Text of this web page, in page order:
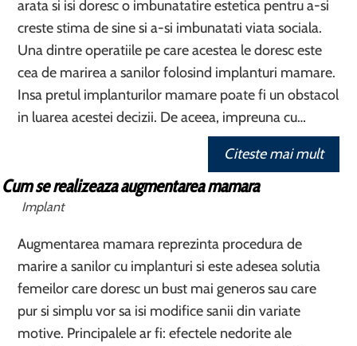
arata si isi doresc o imbunatatire estetica pentru a-si
creste stima de sine si a-si imbunatati viata sociala.
Una dintre operatiile pe care acestea le doresc este
cea de marirea a sanilor folosind implanturi mamare.
Insa pretul implanturilor mamare poate fi un obstacol
in luarea acestei decizii. De aceea, impreuna cu…
Citeste mai mult
Cum se realizeaza augmentarea mamara
Implant
Augmentarea mamara reprezinta procedura de
marire a sanilor cu implanturi si este adesea solutia
femeilor care doresc un bust mai generos sau care
pur si simplu vor sa isi modifice sanii din variate
motive. Principalele ar fi: efectele nedorite ale